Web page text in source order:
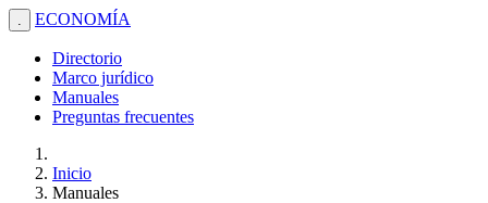
. ECONOMÍA
Directorio
Marco jurídico
Manuales
Preguntas frecuentes
Inicio
Manuales